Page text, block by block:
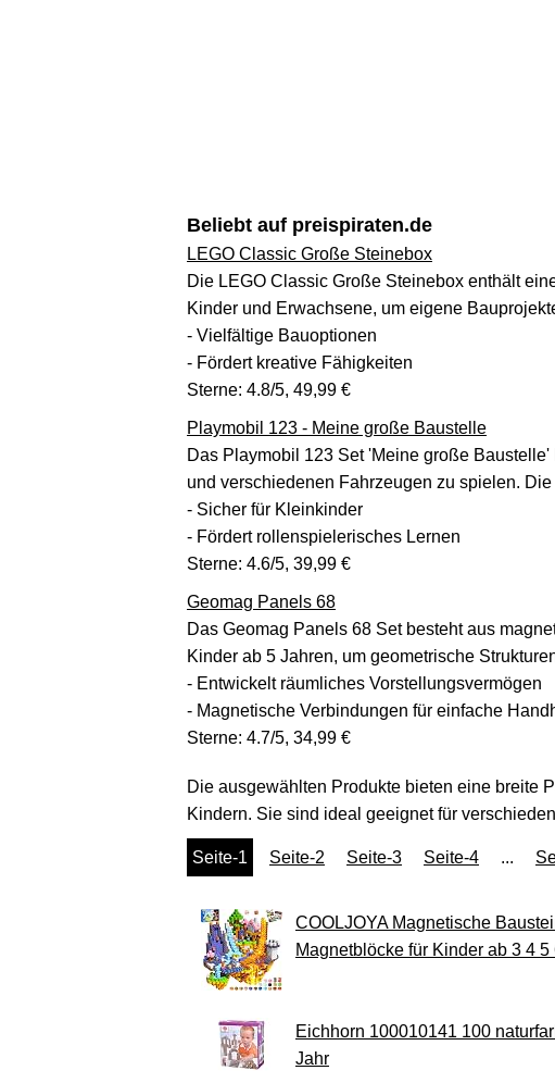
Beliebt auf preispiraten.de
LEGO Classic Große Steinebox
Die LEGO Classic Große Steinebox enthält
Kinder und Erwachsene, um eigene
- Vielfältige Bauoptionen
- Fördert kreative Fähigkeiten
Sterne: 4.8/5, 49,99 €
Playmobil 123 - Meine große Baustelle
Das Playmobil 123 Set 'Meine große
und verschiedenen Fahrzeugen zu spielen.
- Sicher für Kleinkinder
- Fördert rollenspielerisches Lernen
Sterne: 4.6/5, 39,99 €
Geomag Panels 68
Das Geomag Panels 68 Set besteht aus
Kinder ab 5 Jahren, um geometrische
- Entwickelt räumliches Vorstellungsvermögen
- Magnetische Verbindungen für einfache
Sterne: 4.7/5, 34,99 €
Die ausgewählten Produkte bieten eine breite
Kindern. Sie sind ideal geeignet für
Seite-1 Seite-2 Seite-3 Seite-4 ...
COOLJOYA Magnetische
Magnetblöcke für Kinder ab 3 4
Eichhorn 100010141 100
Jahr